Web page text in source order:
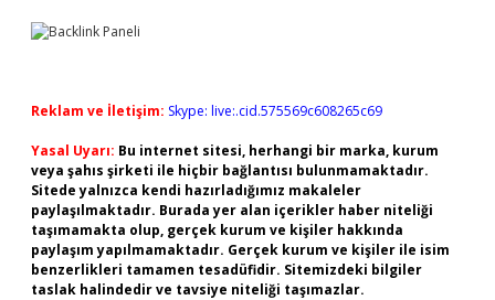
Reklam ve İletişim: Skype: live:.cid.575569c608265c69
Yasal Uyarı: Bu internet sitesi, herhangi bir marka, kurum
veya şahıs şirketi ile hiçbir bağlantısı bulunmamaktadır.
Sitede yalnızca kendi hazırladığımız makaleler
paylaşılmaktadır. Burada yer alan içerikler haber niteliği
taşımamakta olup, gerçek kurum ve kişiler hakkında
paylaşım yapılmamaktadır. Gerçek kurum ve kişiler ile isim
benzerlikleri tamamen tesadüfidir. Sitemizdeki bilgiler
taslak halindedir ve tavsiye niteliği taşımazlar.